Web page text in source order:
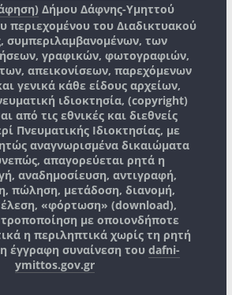
Δήμου Δάφνης-Υμηττού
περιεχομένου του Διαδικτυακού
συμπεριλαμβανομένων, των
γραφικών, φωτογραφιών,
απεικονίσεων, παρεχόμενων
γενικά κάθε είδους αρχείων,
ιδιοκτησία, (copyright)
από τις εθνικές και διεθνείς
Πνευματικής Ιδιοκτησίας, με
αναγνωρισμένα δικαιώματα
απαγορεύεται ρητά η
αναδημοσίευση, αντιγραφή,
πώληση, μετάδοση, διανομή,
«φόρτωση» (download),
με οποιονδήποτε
η περιληπτικά χωρίς τη ρητή
έγγραφη συναίνεση του dafni-
ymittos.gov.gr